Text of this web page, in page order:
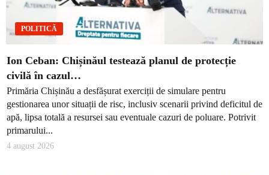
POLITICĂ
Ion Ceban: Chișinăul testează planul de protecție
civilă în cazul…
Primăria Chișinău a desfășurat exerciții de simulare pentru
gestionarea unor situații de risc, inclusiv scenarii privind deficitul de
apă, lipsa totală a resursei sau eventuale cazuri de poluare. Potrivit
primarului...
4 august 2026